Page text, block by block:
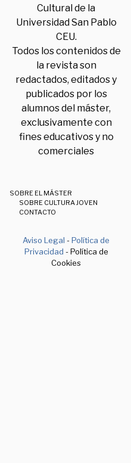
Cultural de la
Universidad San Pablo
CEU.
Todos los contenidos de
la revista son
redactados, editados y
publicados por los
alumnos del máster,
exclusivamente con
fines educativos y no
comerciales
SOBRE EL MÁSTER
SOBRE CULTURA JOVEN
CONTACTO
Aviso Legal -Política de
Privacidad - Política de
Cookies